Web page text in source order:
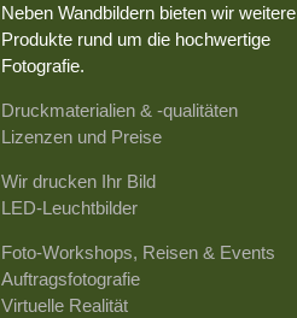
Neben Wandbildern bieten wir weitere
Produkte rund um die hochwertige
Fotografie.
Druckmaterialien & -qualitäten
Lizenzen und Preise
Wir drucken Ihr Bild
LED-Leuchtbilder
Foto-Workshops, Reisen & Events
Auftragsfotografie
Virtuelle Realität